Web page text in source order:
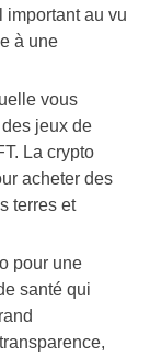
important au vu
à une
vous
jeux de
La crypto
acheter des
terres et
pour une
santé qui